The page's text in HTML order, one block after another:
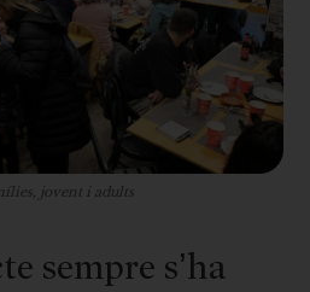
jovent i adults
sempre s’ha